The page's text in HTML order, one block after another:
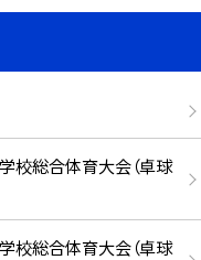
校総合体育大会（卓球
校総合体育大会（卓球